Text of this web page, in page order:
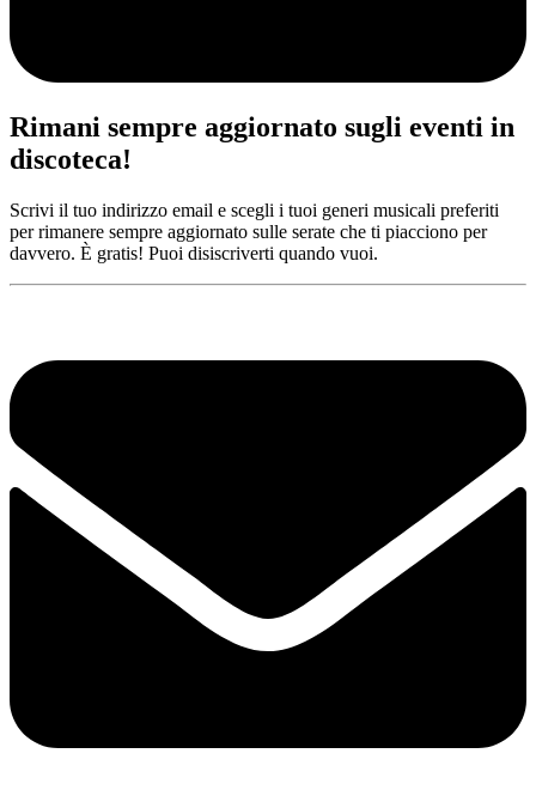
Rimani sempre aggiornato sugli eventi in
discoteca!
Scrivi il tuo indirizzo email e scegli i tuoi generi musicali preferiti
per rimanere sempre aggiornato sulle serate che ti piacciono per
davvero. È gratis! Puoi disiscriverti quando vuoi.